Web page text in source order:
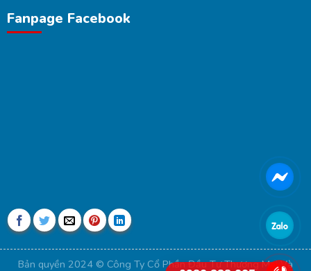
Fanpage Facebook
Bản quyền 2024 © Công Ty Cổ Phần Đầu Tư Thương Mại Và